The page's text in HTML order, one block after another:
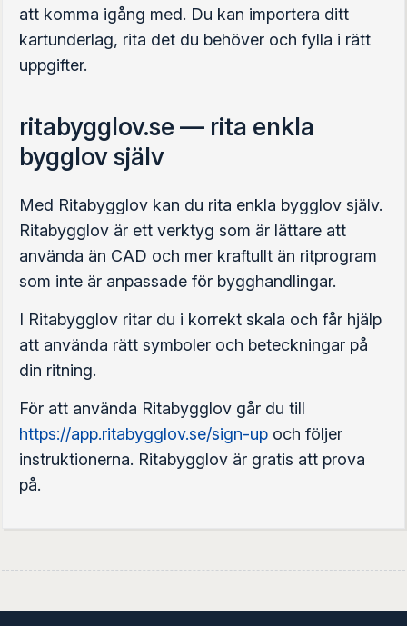
att komma igång med. Du kan importera ditt
kartunderlag, rita det du behöver och fylla i rätt
uppgifter.
ritabygglov.se — rita enkla
bygglov själv
Med Ritabygglov kan du rita enkla bygglov själv.
Ritabygglov är ett verktyg som är lättare att
använda än CAD och mer kraftullt än ritprogram
som inte är anpassade för bygghandlingar.
I Ritabygglov ritar du i korrekt skala och får hjälp
att använda rätt symboler och beteckningar på
din ritning.
För att använda Ritabygglov går du till
https://app.ritabygglov.se/sign-up och följer
instruktionerna. Ritabygglov är gratis att prova
på.